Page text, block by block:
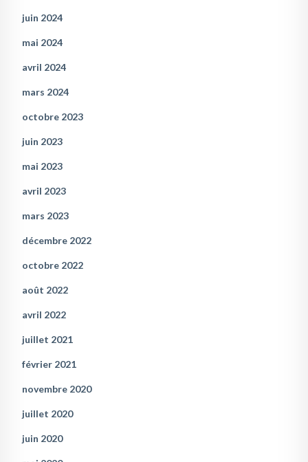
juin 2024
mai 2024
avril 2024
mars 2024
octobre 2023
juin 2023
mai 2023
avril 2023
mars 2023
décembre 2022
octobre 2022
août 2022
avril 2022
juillet 2021
février 2021
novembre 2020
juillet 2020
juin 2020